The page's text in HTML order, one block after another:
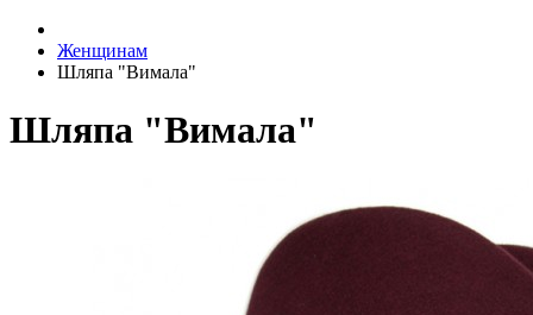
Женщинам
Шляпа "Вимала"
Шляпа "Вимала"